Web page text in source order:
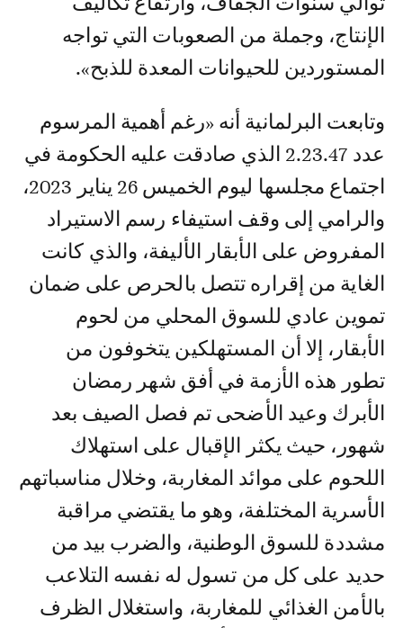
الإنتاج، وجملة من الصعوبات التي تواجه
المستوردين للحيوانات المعدة للذبح».
وتابعت البرلمانية أنه «رغم أهمية المرسوم
عدد 2.23.47 الذي صادقت عليه الحكومة في
اجتماع مجلسها ليوم الخميس 26 يناير 2023،
والرامي إلى وقف استيفاء رسم الاستيراد
المفروض على الأبقار الأليفة، والذي كانت
الغاية من إقراره تتصل بالحرص على ضمان
تموين عادي للسوق المحلي من لحوم
الأبقار، إلا أن المستهلكين يتخوفون من
تطور هذه الأزمة في أفق شهر رمضان
الأبرك وعيد الأضحى تم فصل الصيف بعد
شهور، حيث يكثر الإقبال على استهلاك
اللحوم على موائد المغاربة، وخلال مناسباتهم
الأسرية المختلفة، وهو ما يقتضي مراقبة
مشددة للسوق الوطنية، والضرب بيد من
حديد على كل من تسول له نفسه التلاعب
بالأمن الغذائي للمغاربة، واستغلال الظرف